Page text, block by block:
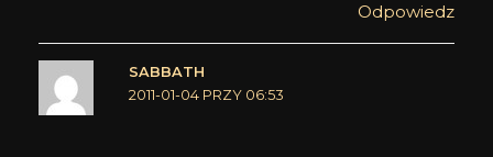
Odpowiedz
SABBATH
2011-01-04 PRZY 06:53